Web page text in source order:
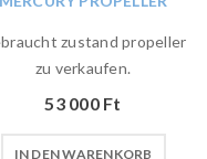
zustand propeller
zu verkaufen.
53 000 Ft
IN DEN WARENKORB